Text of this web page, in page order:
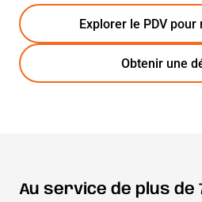
Explorer le PDV
Obtenir une
Au service de plus de